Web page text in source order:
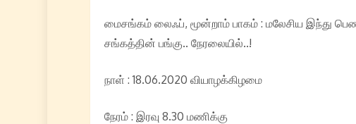
மைசங்கம் லைஃப், மூன்றாம் பாகம் : மலேசிய இந்து
சங்கத்தின் பங்கு.. நேரலையில்..!
நாள் : 18.06.2020 வியாழக்கிழமை
நேரம் : இரவு 8.30 மணிக்கு